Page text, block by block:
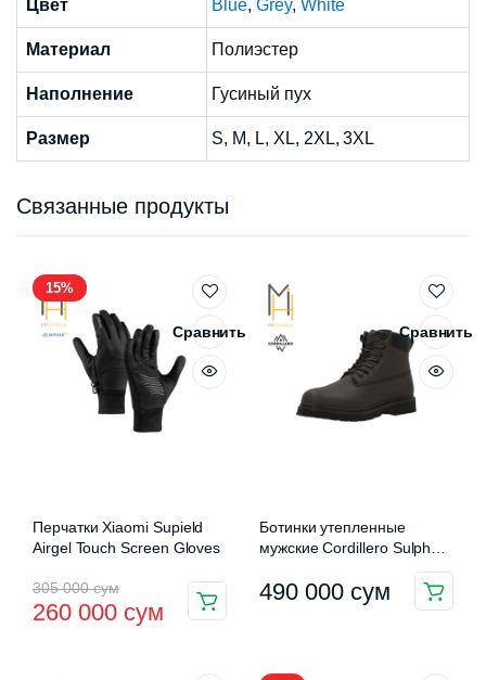
Цвет Blue, Grey, White
Материал Полиэстер
Наполнение Гусиный пух
Размер S, M, L, XL, 2XL, 3XL
Связанные продукты
15%
Сравнить
Перчатки Xiaomi Supield
Airgel Touch Screen Gloves
305 000сум
Первоначальная
цена
260 000 сум
Текущая
цена:
Этот
Сравнить
Ботинки утепленные
мужские Cordillero Sulphur
490 000 сум
Этот